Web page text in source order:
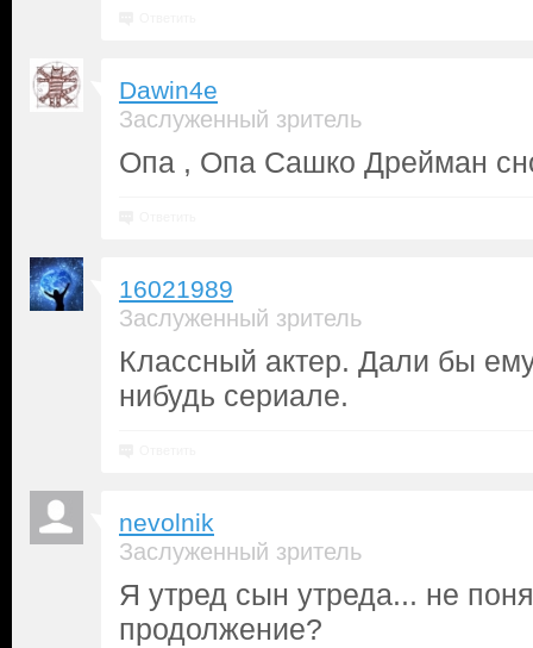
Dawin4e
Заслуженный зритель
Опа , Опа Сашко Дрейман
16021989
Заслуженный зритель
Классный актер. Дали бы
нибудь сериале.
nevolnik
Заслуженный зритель
Я утред сын утреда... не
продолжение?